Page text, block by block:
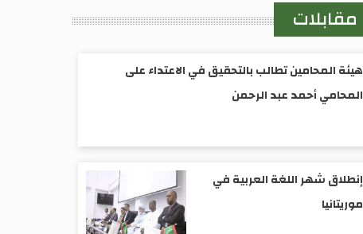
مقابلات
هيئة المحامين تطالب بالتحقيق في الاعتداء على
المحامي أحمد عبد الرحمن
إنطلاق شهر اللغة العربية في
موريتانيا